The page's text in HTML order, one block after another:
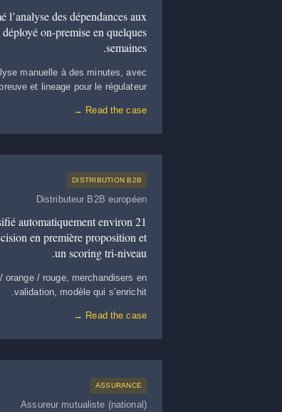
des dépendances aux
on-premise en quelques
semaines.
manuelle à des minutes, avec
preuve et lineage pour le régulateur.
Read the case →
DISTRIBUTION B2B
Distributeur B2B européen
automatiquement environ 21
en première proposition et
un scoring tri-niveau.
/ rouge, merchandisers en
validation, modèle qui s’enrichit.
Read the case →
ASSURANCE
Assureur mutualiste (national)